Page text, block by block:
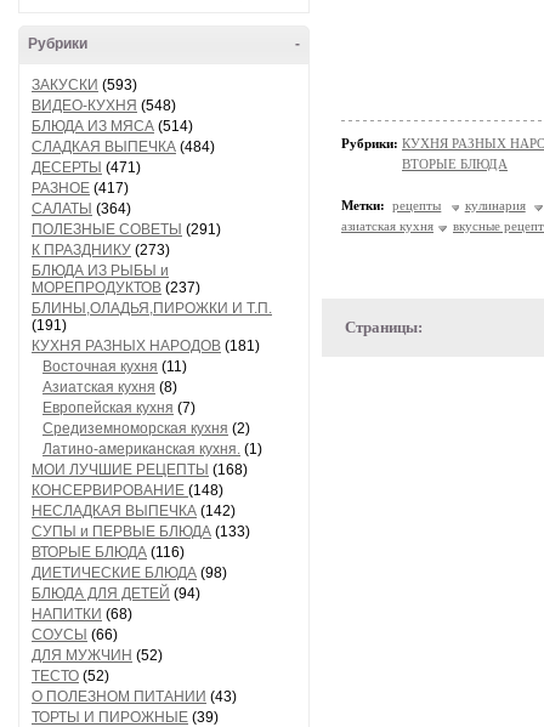
-
Рубрики
ЗАКУСКИ (593)
ВИДЕО-КУХНЯ (548)
БЛЮДА ИЗ МЯСА (514)
СЛАДКАЯ ВЫПЕЧКА (484)
ДЕСЕРТЫ (471)
РАЗНОЕ (417)
САЛАТЫ (364)
ПОЛЕЗНЫЕ СОВЕТЫ (291)
К ПРАЗДНИКУ (273)
БЛЮДА ИЗ РЫБЫ и
МОРЕПРОДУКТОВ (237)
БЛИНЫ,ОЛАДЬЯ,ПИРОЖКИ И Т.П.
(191)
КУХНЯ РАЗНЫХ НАРОДОВ (181)
Восточная кухня (11)
Азиатская кухня (8)
Европейская кухня (7)
Средиземноморская кухня (2)
Латино-американская кухня. (1)
МОИ ЛУЧШИЕ РЕЦЕПТЫ (168)
КОНСЕРВИРОВАНИЕ (148)
НЕСЛАДКАЯ ВЫПЕЧКА (142)
СУПЫ и ПЕРВЫЕ БЛЮДА (133)
ВТОРЫЕ БЛЮДА (116)
ДИЕТИЧЕСКИЕ БЛЮДА (98)
БЛЮДА ДЛЯ ДЕТЕЙ (94)
НАПИТКИ (68)
СОУСЫ (66)
ДЛЯ МУЖЧИН (52)
ТЕСТО (52)
О ПОЛЕЗНОМ ПИТАНИИ (43)
ТОРТЫ И ПИРОЖНЫЕ (39)
Рубрики: КУХНЯ РАЗНЫХ
ВТОРЫЕ БЛЮДА
Метки: рецепты
кулинария
азиатская кухня
вкусные
Страницы: